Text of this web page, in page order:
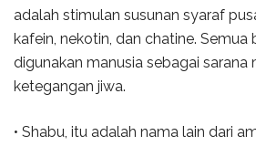
adalah stimulan susunan syaraf
kafein, nekotin, dan chatine. Semua
digunakan manusia sebagai sarana
ketegangan jiwa.
• Shabu, itu adalah nama lain dari